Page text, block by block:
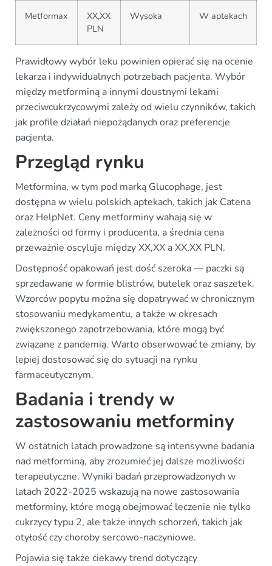
Metformax
XX,XX
PLN
Wysoka W aptekach
Prawidłowy wybór leku powinien opierać się na ocenie
lekarza i indywidualnych potrzebach pacjenta. Wybór
między metforminą a innymi doustnymi lekami
przeciwcukrzycowymi zależy od wielu czynników, takich
jak profile działań niepożądanych oraz preferencje
pacjenta.
Przegląd rynku
Metformina, w tym pod marką Glucophage, jest
dostępna w wielu polskich aptekach, takich jak Catena
oraz HelpNet. Ceny metforminy wahają się w
zależności od formy i producenta, a średnia cena
przeważnie oscyluje między XX,XX a XX,XX PLN.
Dostępność opakowań jest dość szeroka — paczki są
sprzedawane w formie blistrów, butelek oraz saszetek.
Wzorców popytu można się dopatrywać w chronicznym
stosowaniu medykamentu, a także w okresach
zwiększonego zapotrzebowania, które mogą być
związane z pandemią. Warto obserwować te zmiany, by
lepiej dostosować się do sytuacji na rynku
farmaceutycznym.
Badania i trendy w
zastosowaniu metforminy
W ostatnich latach prowadzone są intensywne badania
nad metforminą, aby zrozumieć jej dalsze możliwości
terapeutyczne. Wyniki badań przeprowadzonych w
latach 2022-2025 wskazują na nowe zastosowania
metforminy, które mogą obejmować leczenie nie tylko
cukrzycy typu 2, ale także innych schorzeń, takich jak
otyłość czy choroby sercowo-naczyniowe.
Pojawia się także ciekawy trend dotyczący